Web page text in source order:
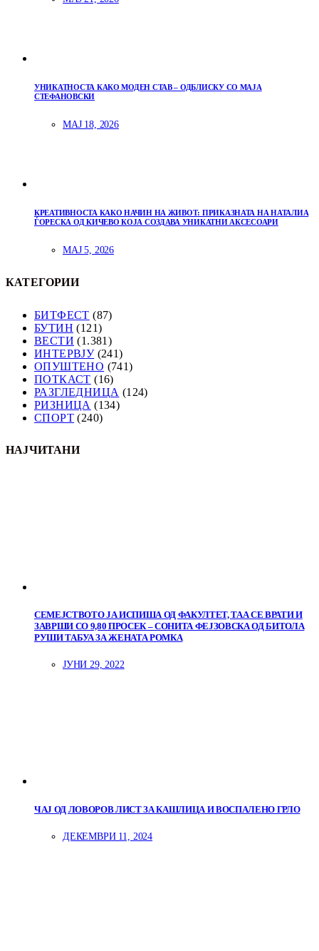
УНИКАТНОСТА КАКО МОДЕН СТАВ – ОДБЛИСКУ СО МАЈА
СТЕФАНОВСКИ
МАЈ 18, 2026
КРЕАТИВНОСТА КАКО НАЧИН НА ЖИВОТ: ПРИКАЗНАТА НА НАТАЛИА
ЃОРЕСКА ОД КИЧЕВО КОЈА СОЗДАВА УНИКАТНИ АКСЕСОАРИ
МАЈ 5, 2026
КАТЕГОРИИ
БИТФЕСТ (87)
БУТИН (121)
ВЕСТИ (1.381)
ИНТЕРВЈУ(241)
ОПУШТЕНО (741)
ПОТКАСТ (16)
РАЗГЛЕДНИЦА (124)
РИЗНИЦА (134)
СПОРТ (240)
НАЈЧИТАНИ
СЕМЕЈСТВОТО ЈА ИСПИША ОД ФАКУЛТЕТ, ТАА СЕ ВРАТИ И
ЗАВРШИ СО 9,80 ПРОСЕК – СОНИТА ФЕЈЗОВСКА ОД БИТОЛА
РУШИ ТАБУА ЗА ЖЕНАТА РОМКА
ЈУНИ 29, 2022
ЧАЈ ОД ЛОВОРОВ ЛИСТ ЗА КАШЛИЦА И ВОСПАЛЕНО ГРЛО
ДЕКЕМВРИ 11, 2024